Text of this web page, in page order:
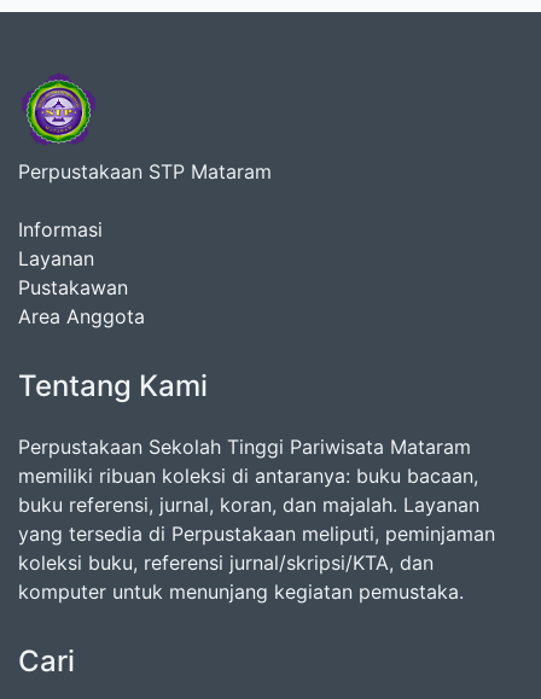
Perpustakaan STP Mataram
Informasi
Layanan
Pustakawan
Area Anggota
Tentang Kami
Perpustakaan Sekolah Tinggi Pariwisata Mataram
memiliki ribuan koleksi di antaranya: buku bacaan,
buku referensi, jurnal, koran, dan majalah. Layanan
yang tersedia di Perpustakaan meliputi, peminjaman
koleksi buku, referensi jurnal/skripsi/KTA, dan
komputer untuk menunjang kegiatan pemustaka.
Cari